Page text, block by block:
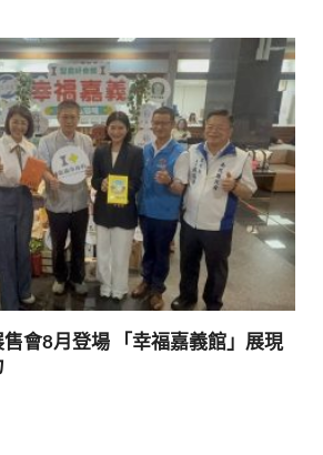
會8月登場 「幸福嘉義館」展現